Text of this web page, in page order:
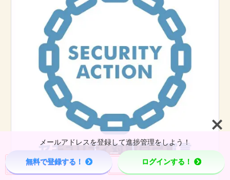
Home

Page Top
メールアドレスを登録して進捗管理をしよう！
無料で登録する！ ログインする！